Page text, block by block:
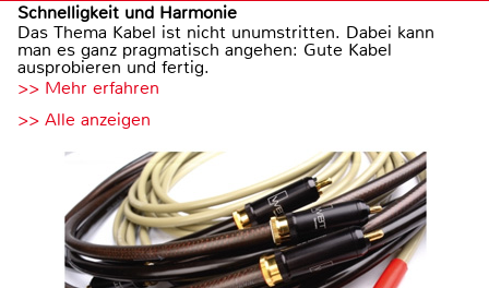
Schnelligkeit und Harmonie
Das Thema Kabel ist nicht unumstritten. Dabei kann
man es ganz pragmatisch angehen: Gute Kabel
ausprobieren und fertig.
>> Mehr erfahren
>> Alle anzeigen